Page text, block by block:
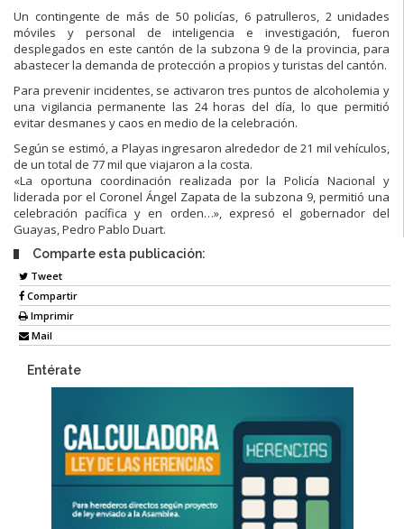
Un contingente de más de 50 policías, 6 patrulleros, 2 unidades
móviles y personal de inteligencia e investigación, fueron
desplegados en este cantón de la subzona 9 de la provincia, para
abastecer la demanda de protección a propios y turistas del cantón.
Para prevenir incidentes, se activaron tres puntos de alcoholemia y
una vigilancia permanente las 24 horas del día, lo que permitió
evitar desmanes y caos en medio de la celebración.
Según se estimó, a Playas ingresaron alrededor de 21 mil vehículos,
de un total de 77 mil que viajaron a la costa.
«La oportuna coordinación realizada por la Policía Nacional y
liderada por el Coronel Ángel Zapata de la subzona 9, permitió una
celebración pacífica y en orden…», expresó el gobernador del
Guayas, Pedro Pablo Duart.
Comparte esta publicación:
Tweet
Compartir
Imprimir
Mail
Entérate